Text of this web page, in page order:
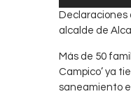
audio
Declaraciones
alcalde de
Más de 50
Campico’ ya
saneamiento